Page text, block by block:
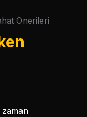
Önerileri
zaman